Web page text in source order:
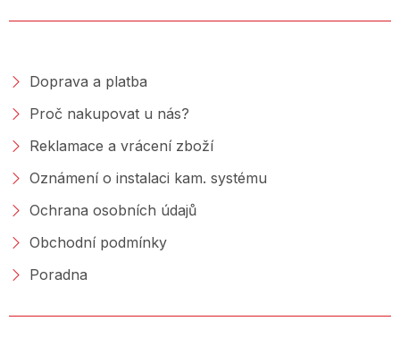
Doprava a platba
Proč nakupovat u nás?
Reklamace a vrácení zboží
Oznámení o instalaci kam. systému
Ochrana osobních údajů
Obchodní podmínky
Poradna